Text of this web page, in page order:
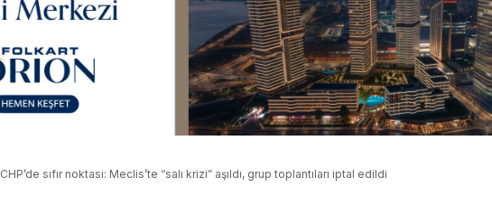
CHP’de sıfır noktası: Meclis’te “salı krizi” aşıldı, grup toplantıları iptal edildi